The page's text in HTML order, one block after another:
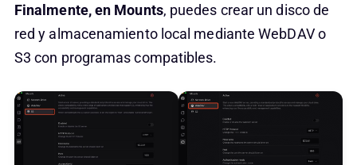
Finalmente, en Mounts, puedes crear un disco de
red y almacenamiento local mediante WebDAV o
S3 con programas compatibles.